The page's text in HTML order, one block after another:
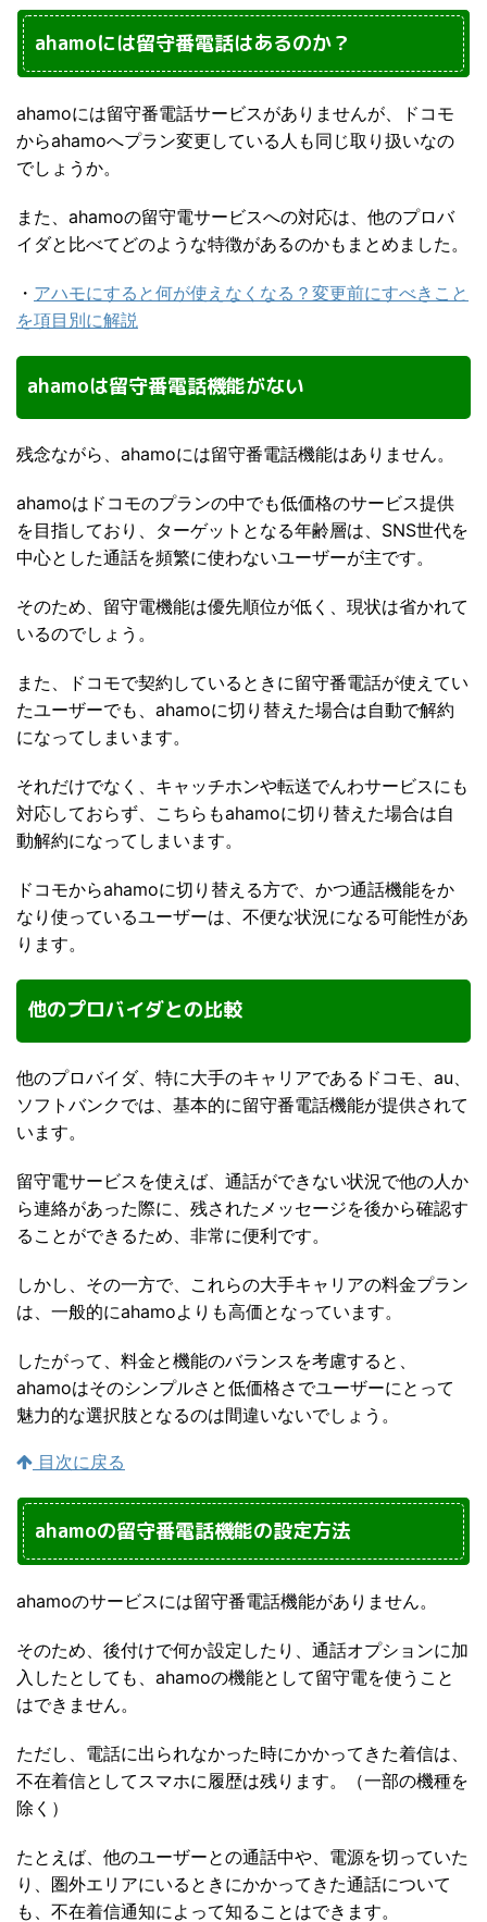
ahamoには留守番電話はあるのか？
ahamoには留守番電話サービスがありませんが、ドコモ
からahamoへプラン変更している人も同じ取り扱いなの
でしょうか。
また、ahamoの留守電サービスへの対応は、他のプロバ
イダと比べてどのような特徴があるのかもまとめました。
・ アハモにすると何が使えなくなる？変更前にすべきこと
を項目別に解説
ahamoは留守番電話機能がない
残念ながら、ahamoには留守番電話機能はありません。
ahamoはドコモのプランの中でも低価格のサービス提供
を目指しており、ターゲットとなる年齢層は、SNS世代を
中心とした通話を頻繁に使わないユーザーが主です。
そのため、留守電機能は優先順位が低く、現状は省かれて
いるのでしょう。
また、ドコモで契約しているときに留守番電話が使えてい
たユーザーでも、ahamoに切り替えた場合は自動で解約
になってしまいます。
それだけでなく、キャッチホンや転送でんわサービスにも
対応しておらず、こちらもahamoに切り替えた場合は自
動解約になってしまいます。
ドコモからahamoに切り替える方で、かつ通話機能をか
なり使っているユーザーは、不便な状況になる可能性があ
ります。
他のプロバイダとの比較
他のプロバイダ、特に大手のキャリアであるドコモ、au、
ソフトバンクでは、基本的に留守番電話機能が提供されて
います。
留守電サービスを使えば、通話ができない状況で他の人か
ら連絡があった際に、残されたメッセージを後から確認す
ることができるため、非常に便利です。
しかし、その一方で、これらの大手キャリアの料金プラン
は、一般的にahamoよりも高価となっています。
したがって、料金と機能のバランスを考慮すると、
ahamoはそのシンプルさと低価格さでユーザーにとって
魅力的な選択肢となるのは間違いないでしょう。
目次に戻る
ahamoの留守番電話機能の設定方法
ahamoのサービスには留守番電話機能がありません。
そのため、後付けで何か設定したり、通話オプションに加
入したとしても、ahamoの機能として留守電を使うこと
はできません。
ただし、電話に出られなかった時にかかってきた着信は、
不在着信としてスマホに履歴は残ります。（一部の機種を
除く）
たとえば、他のユーザーとの通話中や、電源を切っていた
り、圏外エリアにいるときにかかってきた通話について
も、不在着信通知によって知ることはできます。